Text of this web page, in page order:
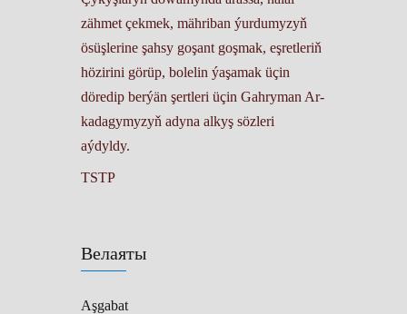
Велаяты
Aşgabat
zähmet çekmek, mähriban ýurdumyzyň
ösüşlerine şahsy goşant goşmak, eşretleriň
hözirini görüp, bolelin ýaşamak üçin
döredip berýän şertleri üçin Gah­ry­man Ar­
ka­da­gymyzyň adyna alkyş sözleri
aýdyldy.
TSTP